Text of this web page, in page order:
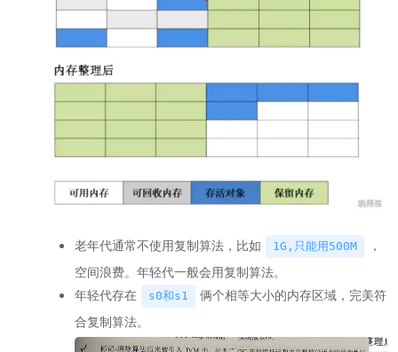
老年代通常不使用复制算法，比如 1G,只能用500M
，
空间浪费。年轻代一般会用复制算法。
年轻代存在
s0和s1
俩个相等大小的内存区域，完美符
合复制算法。